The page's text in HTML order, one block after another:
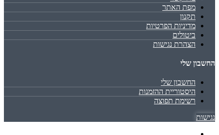
מפת האתר
תקנון
מדיניות הפרטיות
ביטולים
הצהרת נגישות
החשבון שלי
החשבון שלי
היסטוריית ההזמנות
רשימת תפוצה
נגישות